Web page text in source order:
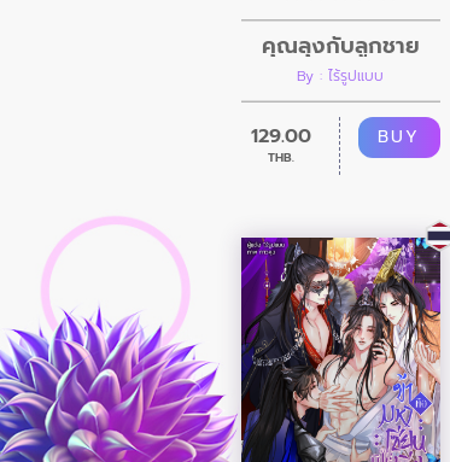
คุณลุงกับลูกชาย
By : ไร้รูปแบบ
129.00
THB.
BUY